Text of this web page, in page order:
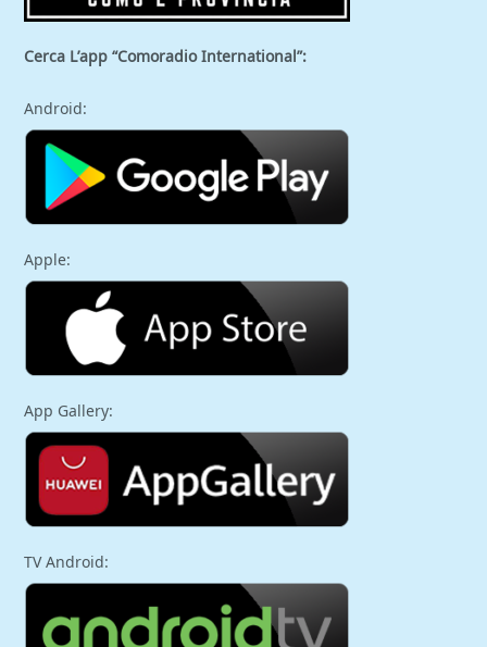
Cerca L’app “Comoradio International”:
Android:
Apple:
App Gallery:
TV Android: